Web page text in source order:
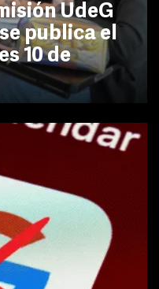
UdeG
publica el
10 de